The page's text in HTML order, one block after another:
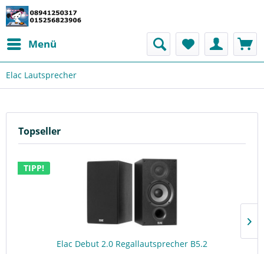
Menü
Elac Lautsprecher
Topseller
TIPP!
Elac Debut 2.0 Regallautsprecher B5.2